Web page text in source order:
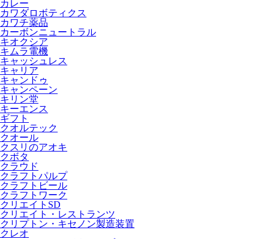
カレー
カワダロボティクス
カワチ薬品
カーボンニュートラル
キオクシア
キムラ電機
キャッシュレス
キャリア
キャンドゥ
キャンペーン
キリン堂
キーエンス
ギフト
クオルテック
クオール
クスリのアオキ
クボタ
クラウド
クラフトパルプ
クラフトビール
クラフトワーク
クリエイトSD
クリエイト・レストランツ
クリプトン・キセノン製造装置
クレオ